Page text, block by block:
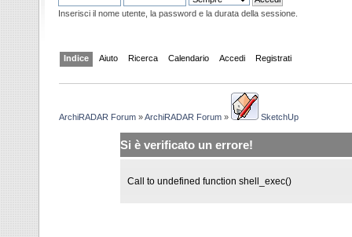
Inserisci il nome utente, la password e la durata della sessione.
Indice Aiuto Ricerca Calendario Accedi Registrati
ArchiRADAR Forum »ArchiRADAR Forum » SketchUp
Si è verificato un errore!
Call to undefined function shell_exec()